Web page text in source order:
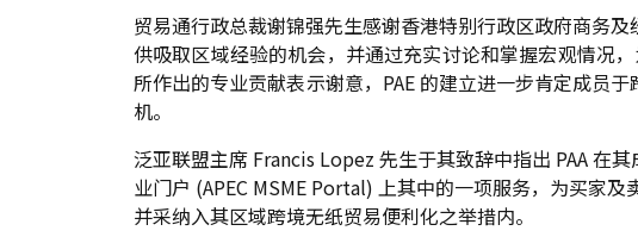
贸易通行政总裁谢锦强先生感谢香港特别行政区政府商务
供吸取区域经验的机会，并通过充实讨论和掌握宏观情况
所作出的专业贡献表示谢意，PAE 的建立进一步肯定成员
机。
泛亚联盟主席 Francis Lopez 先生于其致辞中指出 PAA 在
业门户 (APEC MSME Portal) 上其中的一项服务，为买家
并采纳入其区域跨境无纸贸易便利化之举措内。